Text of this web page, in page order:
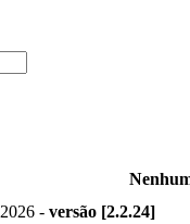
2026 - versão [2.2.24]